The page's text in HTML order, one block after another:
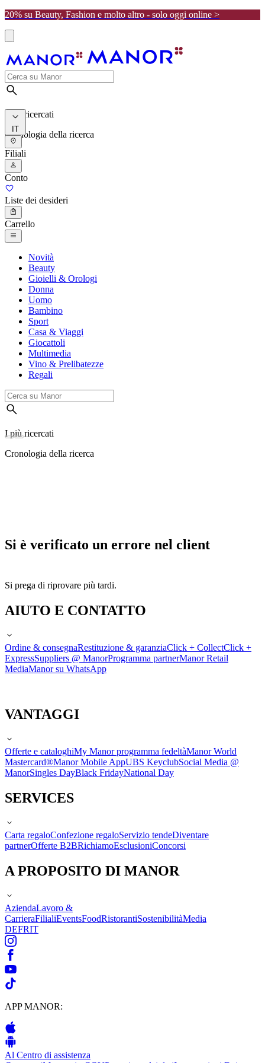
20% su Beauty, Fashion e molto altro - solo oggi online >
I più ricercati
Cronologia della ricerca
IT
Filiali
Conto
Liste dei desideri
Carrello
Novità
Beauty
Gioielli & Orologi
Donna
Uomo
Bambino
Sport
Casa & Viaggi
Giocattoli
Multimedia
Vino & Prelibatezze
Regali
I più ricercati
Cronologia della ricerca
Si è verificato un errore nel client
Si prega di riprovare più tardi.
AIUTO E CONTATTO
Ordine & consegnaRestituzione & garanziaClick + CollectClick +
ExpressSuppliers @ ManorProgramma partnerManor Retail
MediaManor su WhatsApp
VANTAGGI
Offerte e cataloghiMy Manor programma fedeltàManor World
Mastercard®Manor Mobile AppUBS KeyclubSocial Media @
ManorSingles DayBlack FridayNational Day
SERVICES
Carta regaloConfezione regaloServizio tendeDiventare
partnerOfferte B2BRichiamoEsclusioniConcorsi
A PROPOSITO DI MANOR
AziendaLavoro &
CarrieraFilialiEventsFoodRistorantiSostenibilitàMedia
DEFRIT
APP MANOR:
Al Centro di assistenza